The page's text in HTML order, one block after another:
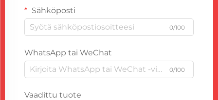
Sähköposti
0/100
WhatsApp tai WeChat
0/100
Vaadittu tuote